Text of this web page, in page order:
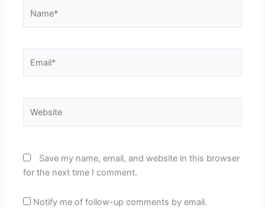
Save my name, email, and website in this browser
for the next time I comment.
Notify me of follow-up comments by email.